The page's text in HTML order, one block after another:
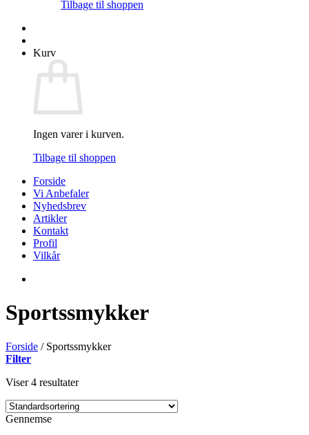
Tilbage til shoppen
Kurv
Ingen varer i kurven.
Tilbage til shoppen
Forside
Vi Anbefaler
Nyhedsbrev
Artikler
Kontakt
Profil
Vilkår
Sportssmykker
Forside /Sportssmykker
Filter
Viser 4 resultater
Gennemse